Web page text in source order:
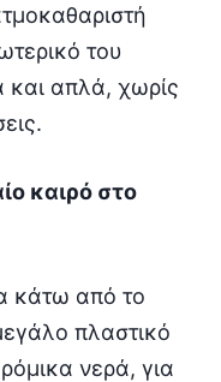
του
και απλά, χωρίς
καιρό στο
κάτω από το
πλαστικό
νερά, για